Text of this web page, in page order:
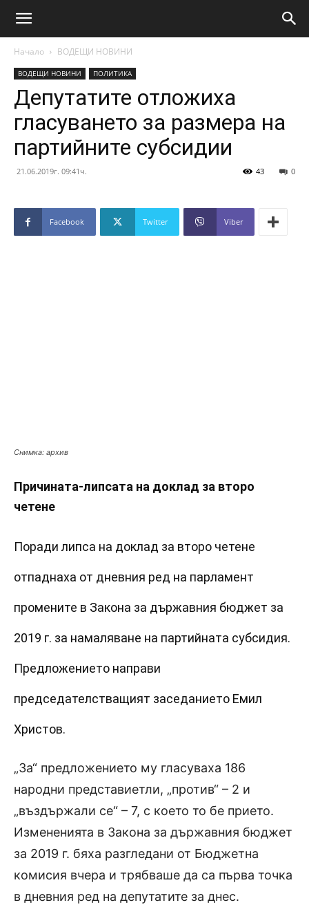
Начало ВОДЕЩИ НОВИНИ
ВОДЕЩИ НОВИНИ ПОЛИТИКА
Депутатите отложиха
гласуването за размера на
партийните субсидии
21.06.2019г. 09:41ч. 0
43
Facebook Twitter Viber
Снимка: архив
Причината-липсата на доклад за второ
четене
Поради липса на доклад за второ четене
отпаднаха от дневния ред на парламент
промените в Закона за държавния бюджет за
2019 г. за намаляване на партийната субсидия.
Предложението направи
председателстващият заседанието Емил
Христов.
„За“ предложението му гласуваха 186
народни представиетли, „против“ – 2 и
„въздържали се“ – 7, с което то бе прието.
Измененията в Закона за държавния бюджет
за 2019 г. бяха разгледани от Бюджетна
комисия вчера и трябваше да са първа точка
в дневния ред на депутатите за днес.